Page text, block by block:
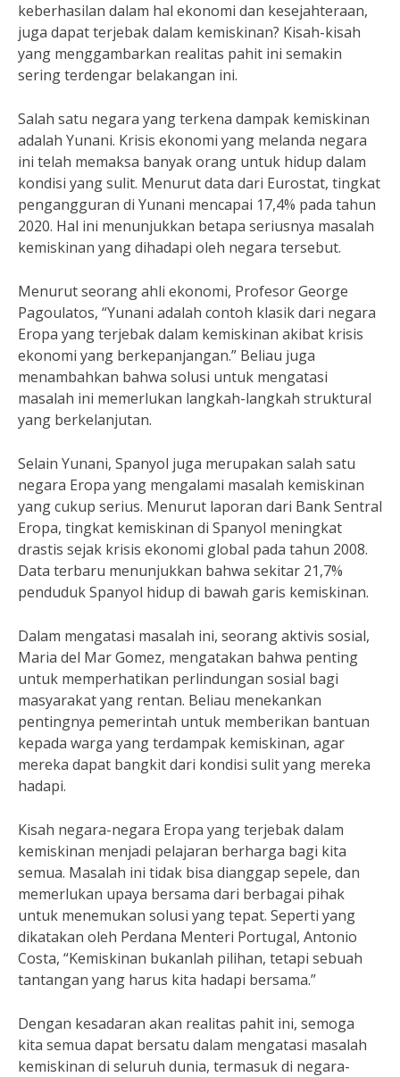
keberhasilan dalam hal ekonomi dan kesejahteraan,
juga dapat terjebak dalam kemiskinan? Kisah-kisah
yang menggambarkan realitas pahit ini semakin
sering terdengar belakangan ini.
Salah satu negara yang terkena dampak kemiskinan
adalah Yunani. Krisis ekonomi yang melanda negara
ini telah memaksa banyak orang untuk hidup dalam
kondisi yang sulit. Menurut data dari Eurostat, tingkat
pengangguran di Yunani mencapai 17,4% pada tahun
2020. Hal ini menunjukkan betapa seriusnya masalah
kemiskinan yang dihadapi oleh negara tersebut.
Menurut seorang ahli ekonomi, Profesor George
Pagoulatos, “Yunani adalah contoh klasik dari negara
Eropa yang terjebak dalam kemiskinan akibat krisis
ekonomi yang berkepanjangan.” Beliau juga
menambahkan bahwa solusi untuk mengatasi
masalah ini memerlukan langkah-langkah struktural
yang berkelanjutan.
Selain Yunani, Spanyol juga merupakan salah satu
negara Eropa yang mengalami masalah kemiskinan
yang cukup serius. Menurut laporan dari Bank Sentral
Eropa, tingkat kemiskinan di Spanyol meningkat
drastis sejak krisis ekonomi global pada tahun 2008.
Data terbaru menunjukkan bahwa sekitar 21,7%
penduduk Spanyol hidup di bawah garis kemiskinan.
Dalam mengatasi masalah ini, seorang aktivis sosial,
Maria del Mar Gomez, mengatakan bahwa penting
untuk memperhatikan perlindungan sosial bagi
masyarakat yang rentan. Beliau menekankan
pentingnya pemerintah untuk memberikan bantuan
kepada warga yang terdampak kemiskinan, agar
mereka dapat bangkit dari kondisi sulit yang mereka
hadapi.
Kisah negara-negara Eropa yang terjebak dalam
kemiskinan menjadi pelajaran berharga bagi kita
semua. Masalah ini tidak bisa dianggap sepele, dan
memerlukan upaya bersama dari berbagai pihak
untuk menemukan solusi yang tepat. Seperti yang
dikatakan oleh Perdana Menteri Portugal, Antonio
Costa, “Kemiskinan bukanlah pilihan, tetapi sebuah
tantangan yang harus kita hadapi bersama.”
Dengan kesadaran akan realitas pahit ini, semoga
kita semua dapat bersatu dalam mengatasi masalah
kemiskinan di seluruh dunia, termasuk di negara-